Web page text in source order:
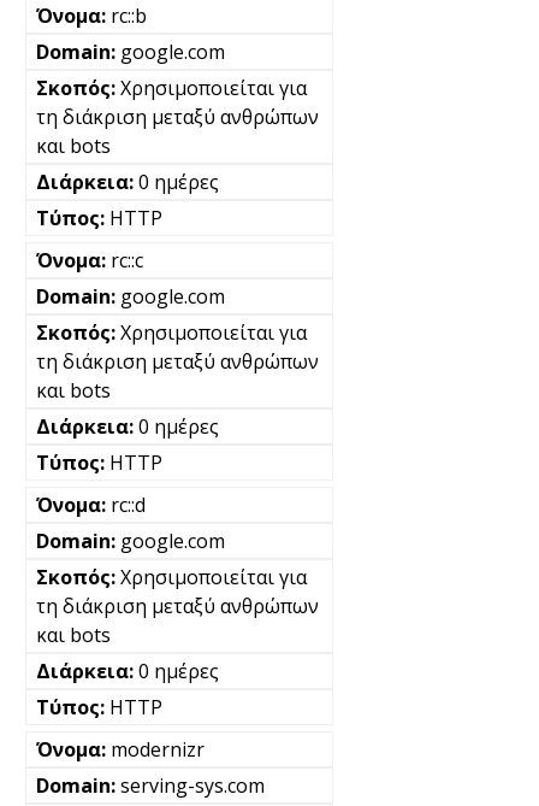
rc::b
google.com
Χρησιμοποιείται για
τη διάκριση μεταξύ ανθρώπων
και bots
0 ημέρες
HTTP
rc::c
google.com
Χρησιμοποιείται για
τη διάκριση μεταξύ ανθρώπων
και bots
0 ημέρες
HTTP
rc::d
google.com
Χρησιμοποιείται για
τη διάκριση μεταξύ ανθρώπων
και bots
0 ημέρες
HTTP
modernizr
serving-sys.com